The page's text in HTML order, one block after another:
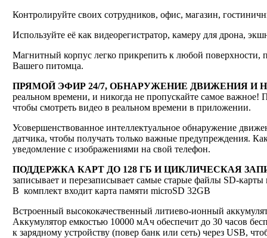
Контролируйте своих сотрудников, офис, магазин,
Используйте её как видеорегистратор, камеру для дрона,
Магнитный корпус легко прикрепить к любой
Вашего питомца.
ПРЯМОЙ ЭФИР 24/7, ОБНАРУЖЕНИЕ ДВИЖЕНИЯ И
реальном времени, и никогда не пропускайте самое
чтобы смотреть видео в реальном времени в приложении.
Усовершенствованное интеллектуальное обнаружение
датчика, чтобы получать только важные предупреждения.
уведомление с изображениями на свой телефон.
ПОДДЕРЖКА КАРТ ДО 128 ГБ И ЦИКЛИЧЕСКАЯ
записывает и перезаписывает самые старые файлы SD-
В комплект входит карта памяти microSD 32GB
Встроенный высококачественный литиево-ионный
Аккумулятор емкостью 10000 мАч обеспечит до 30 часов
к зарядному устройству (повер банк или сеть) через USB,